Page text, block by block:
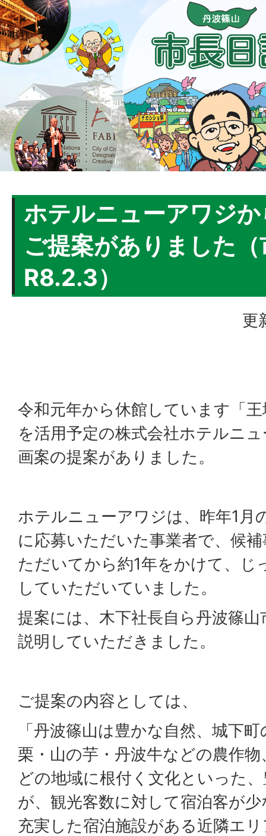
ホテルニューアワジ
ご提案がありました
R8.2.3）
更
令和元年から休館しています「
を活用予定の株式会社ホテルニ
画案の提案がありました。
ホテルニューアワジは、昨年1月
に応募いただいた事業者で、候
ただいてから約1年をかけて、じ
していただいていました。
提案には、木下社長自ら丹波篠
説明していただきました。
ご提案の内容としては、
「丹波篠山は豊かな自然、城下
栗・山の芋・丹波牛などの農作
どの地域に根付く文化といった
が、観光客数に対して宿泊客が
充実した宿泊施設がある近隣エ